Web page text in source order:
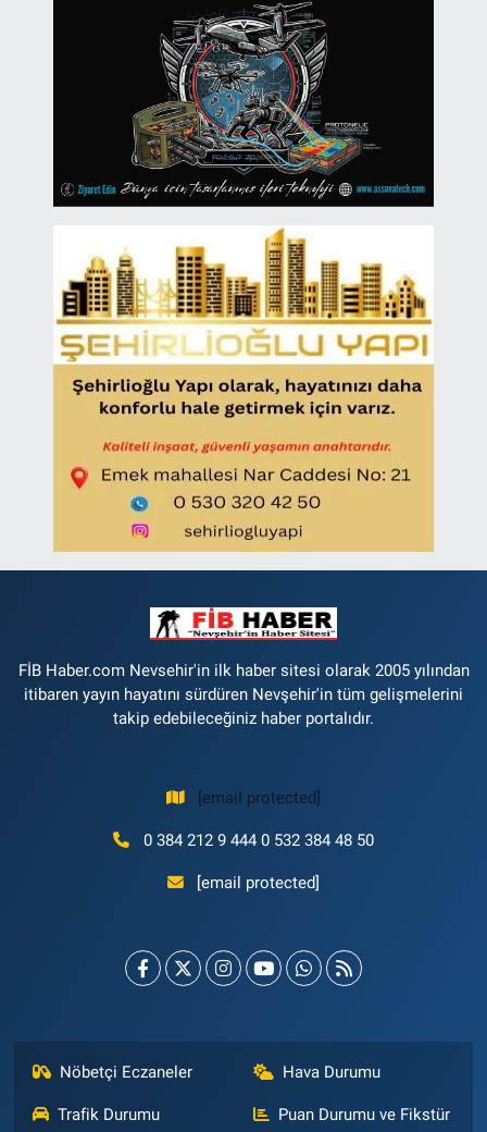
FİB Haber.com Nevsehir'in ilk haber sitesi olarak 2005 yılından
itibaren yayın hayatını sürdüren Nevşehir'in tüm gelişmelerini
takip edebileceğiniz haber portalıdır.
[email protected]
0 384 212 9 444 0 532 384 48 50
[email protected]
Nöbetçi Eczaneler Hava Durumu
Trafik Durumu Puan Durumu ve Fikstür